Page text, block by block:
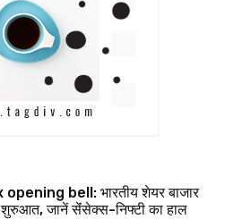
bell: भारतीय शेयर बाजार
शुरुआत, जानें सेंंसेक्स-निफ्टी का हाल